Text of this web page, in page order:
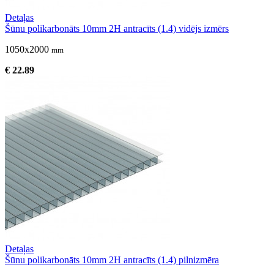
Detaļas
Šūnu polikarbonāts 10mm 2H antracīts (1.4) vidējs izmērs
1050x2000 mm
€ 22.89
Detaļas
Šūnu polikarbonāts 10mm 2H antracīts (1.4) pilnizmēra